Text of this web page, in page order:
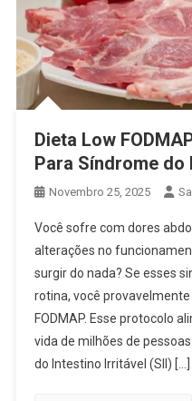
Dieta Low
Para Síndrome
Novembro 25, 2025
Você sofre com dores
alterações no
surgir do nada? Se esses
rotina, você
FODMAP. Esse protocolo
vida de milhões de
do Intestino Irritável (SII) […]